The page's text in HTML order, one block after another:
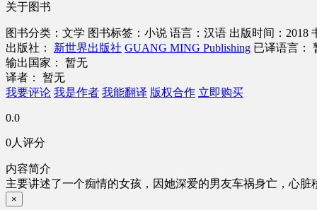
关于图书
图书分类：文学 图书标签：小说 语言：汉语 出版时间：2018
出版社： 新世界出版社 GUANG MING Publishing 已译语言：
输出国家： 暂无
译者： 暂无
我要评论 我是作者 我能翻译 版权合作 立即购买
0.0
0人评分
内容简介
主要讲述了一个痴情的女孩，因她深爱的男友车祸身亡，心
×